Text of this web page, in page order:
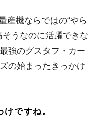
産機ならではの“やら
うなのに活躍できな
強のグスタフ・カー
の始まったきっかけ
ですね。